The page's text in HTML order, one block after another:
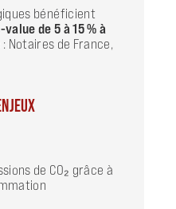
bénéficient
value de 5 à 15 % à
Notaires de France,
de CO₂ grâce à